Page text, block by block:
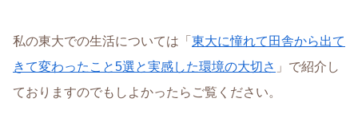
私の東大での生活については「 東大に憧れて田舎から出て
きて変わったこと5選と実感した環境の大切さ 」で紹介し
ておりますのでもしよかったらご覧ください。